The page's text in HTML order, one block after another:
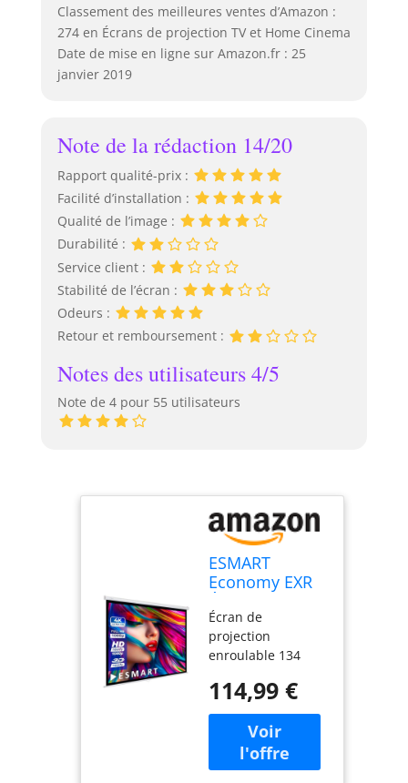
Classement des meilleures ventes d’Amazon :
274 en Écrans de projection TV et Home Cinema
Date de mise en ligne sur Amazon.fr : 25
janvier 2019
Note de la rédaction 14/20
Rapport qualité-prix :
Facilité d’installation :
Qualité de l’image :
Durabilité :
Service client :
Stabilité de l’écran :
Odeurs :
Retour et remboursement :
Notes des utilisateurs 4/5
Note de 4 pour 55 utilisateurs
ESMART
Economy EXR
257 cm (240 x
240 cm 1:1)
Tissu: Blanc
Écran de
projection
enroulable 134
ESMART Economy
EXR avec une zone
de projection de
240 × 240 cm
(diagonale de 134
114,99 €